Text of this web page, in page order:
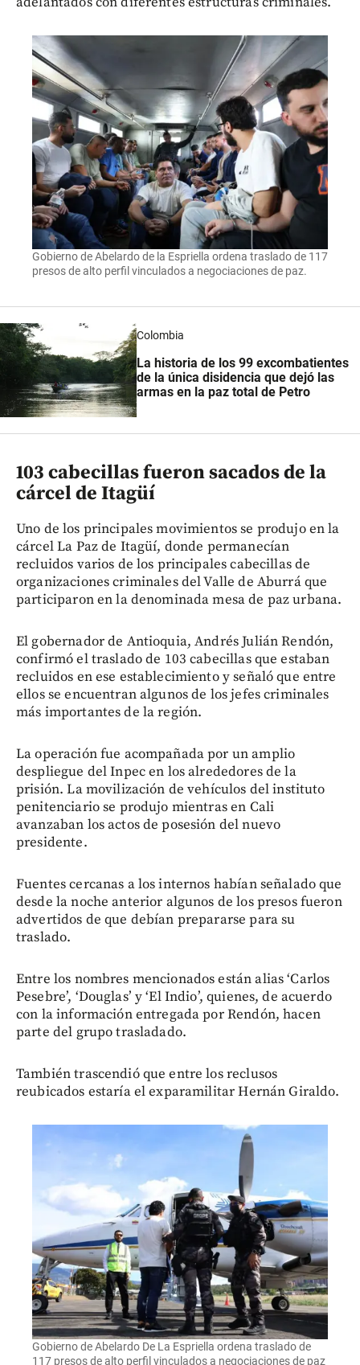
Gobierno de Abelardo de la Espriella ordena traslado de 117
presos de alto perfil vinculados a negociaciones de paz.
Colombia
La historia de los 99 excombatientes
de la única disidencia que dejó las
armas en la paz total de Petro
103 cabecillas fueron sacados de la
cárcel de Itagüí
Uno de los principales movimientos se produjo en la
cárcel La Paz de Itagüí, donde permanecían
recluidos varios de los principales cabecillas de
organizaciones criminales del Valle de Aburrá que
participaron en la denominada mesa de paz urbana.
El gobernador de Antioquia, Andrés Julián Rendón,
confirmó el traslado de 103 cabecillas que estaban
recluidos en ese establecimiento y señaló que entre
ellos se encuentran algunos de los jefes criminales
más importantes de la región.
La operación fue acompañada por un amplio
despliegue del Inpec en los alrededores de la
prisión. La movilización de vehículos del instituto
penitenciario se produjo mientras en Cali
avanzaban los actos de posesión del nuevo
presidente.
Fuentes cercanas a los internos habían señalado que
desde la noche anterior algunos de los presos fueron
advertidos de que debían prepararse para su
traslado.
Entre los nombres mencionados están alias ‘Carlos
Pesebre’, ‘Douglas’ y ‘El Indio’, quienes, de acuerdo
con la información entregada por Rendón, hacen
parte del grupo trasladado.
También trascendió que entre los reclusos
reubicados estaría el exparamilitar Hernán Giraldo.
Gobierno de Abelardo De La Espriella ordena traslado de
117 presos de alto perfil vinculados a negociaciones de paz